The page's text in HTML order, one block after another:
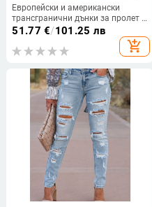
Европейски и американски
трансгранични дънки за пролет и
лято 2023, нов стил, ретро,
стягаща визия, с много копчета,
висока талия, леко разкроени,
51.77 €/101.25 лв
add_shopping_cart